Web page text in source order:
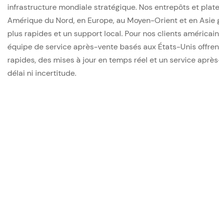
infrastructure mondiale stratégique. Nos entrepôts et
Amérique du Nord, en Europe, au Moyen-Orient et en
plus rapides et un support local. Pour nos clients
équipe de service après-vente basés aux États-Unis
rapides, des mises à jour en temps réel et un service
délai ni incertitude.